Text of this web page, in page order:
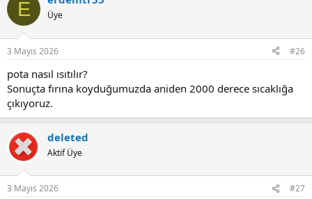
i
s
E Üye
3 Mayıs 2026 #26
pota nasıl ısıtılır?
Sonuçta fırına koyduğumuzda aniden 2000 derece sıcaklığa
çıkıyoruz.
deleted
Aktif Üye
3 Mayıs 2026 #27